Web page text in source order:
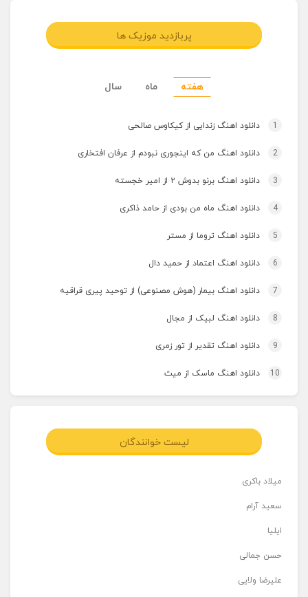
پربازدید موزیک ها
هفته ماه سال
1 دانلود اهنگ زندایی از کیکاوس صالحی
2 دانلود اهنگ من که اینجوری نبودم از عرفان افتخاری
3 دانلود اهنگ برنو بدوش ۲ از امیر خجسته
4 دانلود اهنگ ماه من بودی از حامد ذاکری
5 دانلود اهنگ تروما از مستر
6 دانلود اهنگ اعتماد از حمید دال
7 دانلود اهنگ بیمار (هوش مصنوعی) از توحید پیری قراقیه
8 دانلود اهنگ لبیک از مجال
9 دانلود اهنگ تقدیر از تور زمری
10 دانلود اهنگ ماسک از میث
لیست خوانندگان
میلاد باکری
سعید آرام
ایلیا
حسن جمالی
علیرضا ولایی